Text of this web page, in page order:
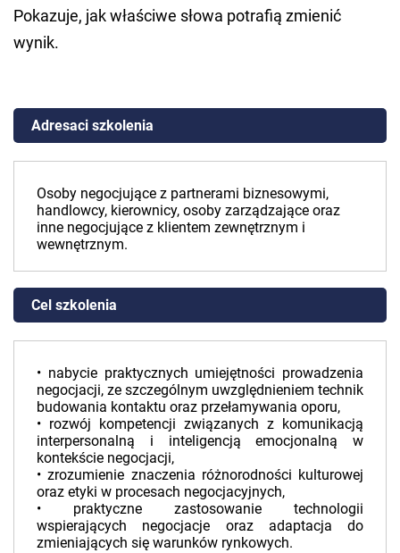
Pokazuje, jak właściwe słowa potrafią zmienić
wynik.
Adresaci szkolenia
Osoby negocjujące z partnerami biznesowymi,
handlowcy, kierownicy, osoby zarządzające oraz
inne negocjujące z klientem zewnętrznym i
wewnętrznym.
Cel szkolenia
• nabycie praktycznych umiejętności prowadzenia
negocjacji, ze szczególnym uwzględnieniem technik
budowania kontaktu oraz przełamywania oporu,
• rozwój kompetencji związanych z komunikacją
interpersonalną i inteligencją emocjonalną w
kontekście negocjacji,
• zrozumienie znaczenia różnorodności kulturowej
oraz etyki w procesach negocjacyjnych,
• praktyczne zastosowanie technologii
wspierających negocjacje oraz adaptacja do
zmieniających się warunków rynkowych.